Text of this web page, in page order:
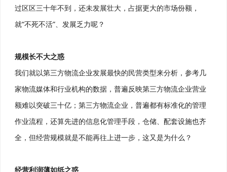
过区区三十年不到，还未发展壮大，占据更大的市场份额，
就“不死不活”、发展乏力呢？
规模长不大之惑
我们就以第三方物流企业发展最快的民营类型来分析，参考几
家物流媒体和行业机构的数据，普遍反映第三方物流企业营业
额难以突破三十亿；第三方物流企业，普遍都有标准化的管理
作业流程，还算先进的信息化管理手段，仓储、配套设施也齐
全，但经营规模就是不能再往上进一步，这又是为什么？
经营利润薄如纸之惑